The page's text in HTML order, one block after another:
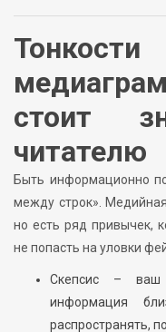
Тонкости
стоит
читателю
Быть информационно
между строк».
но есть ряд привычек,
не попасть на уловки
Скепсис –
информация
распространять,